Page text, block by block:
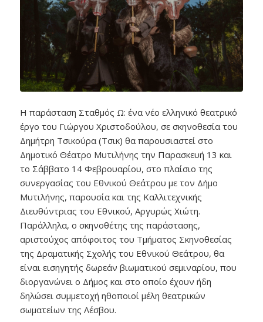
Η παράσταση Σταθμός Ω: ένα νέο ελληνικό θεατρικό
έργο του Γιώργου Χριστοδούλου, σε σκηνοθεσία του
Δημήτρη Τσικούρα (Τσικ) θα παρουσιαστεί στο
Δημοτικό Θέατρο Μυτιλήνης την Παρασκευή 13 και
το Σάββατο 14 Φεβρουαρίου, στο πλαίσιο της
συνεργασίας του Εθνικού Θεάτρου με τον Δήμο
Μυτιλήνης, παρουσία και της Καλλιτεχνικής
Διευθύντριας του Εθνικού, Αργυρώς Χιώτη.
Παράλληλα, ο σκηνοθέτης της παράστασης,
αριστούχος απόφοιτος του Τμήματος Σκηνοθεσίας
της Δραματικής Σχολής του Εθνικού Θεάτρου, θα
είναι εισηγητής δωρεάν βιωματικού σεμιναρίου, που
διοργανώνει ο Δήμος και στο οποίο έχουν ήδη
δηλώσει συμμετοχή ηθοποιοί μέλη θεατρικών
σωματείων της Λέσβου.